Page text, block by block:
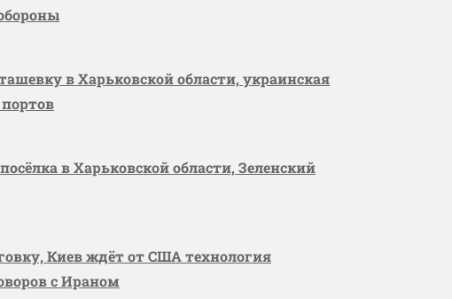
в Харьковской области, украинская
в Харьковской области, Зеленский
Киев ждёт от США технология
с Ираном